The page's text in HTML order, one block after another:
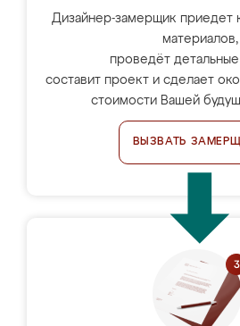
Дизайнер-замерщик приедет
материалов,
проведёт
составит проект и сделает
стоимости Вашей
ВЫЗВАТЬ